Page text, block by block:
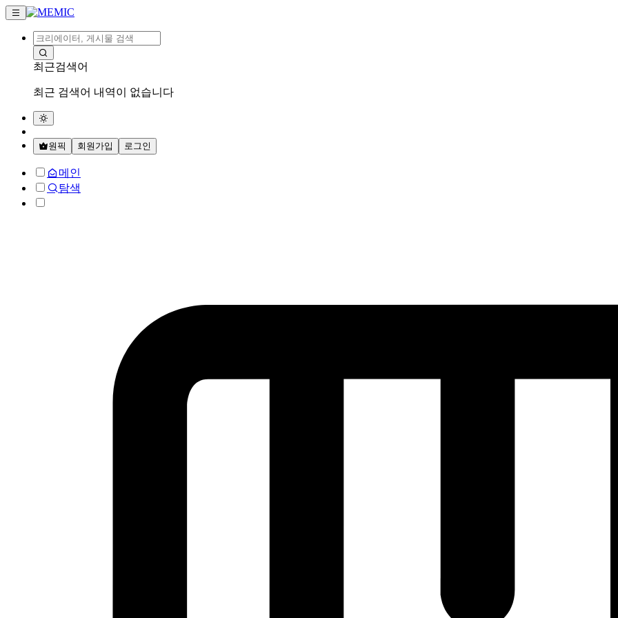
최근검색어
최근 검색어 내역이 없습니다
원픽 회원가입 로그인
메인
탐색